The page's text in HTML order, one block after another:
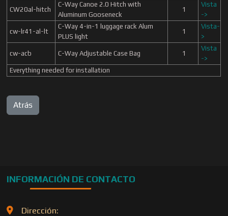
CW20al-hitch
C-Way Canoe 2.0 Hitch with
Aluminum Gooseneck
1
Vista
->
cw-lr41-al-lt
C-Way 4-in-1 luggage rack Alum
PLUS light
1
Vista-
>
cw-acb C-Way Adjustable Case Bag 1
Vista
->
Everything needed for installation
INFORMACIÓN DE CONTACTO
Dirección: